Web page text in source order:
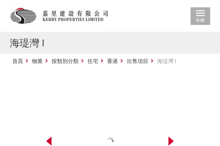
海瑅灣 I
首頁 物業 按類別分類 住宅 香港 出售項目 海瑅灣 I